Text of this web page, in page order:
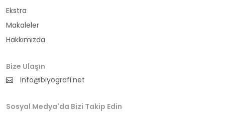
Ekstra
Makaleler
Hakkımızda
Bize Ulaşın
info@biyografi.net
Sosyal Medya'da Bizi Takip Edin